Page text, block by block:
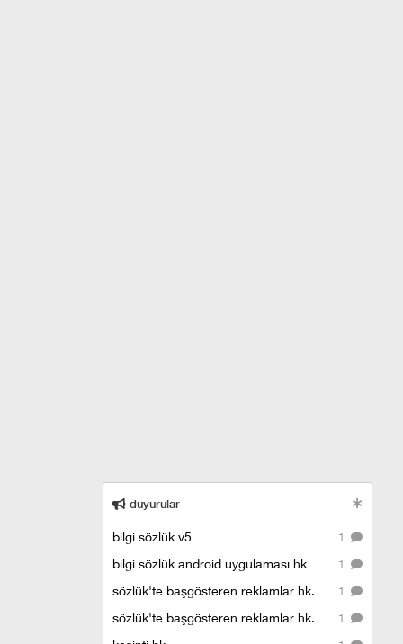
duyurular
1
bilgi sözlük v5
1
bilgi sözlük android uygulaması hk
1
sözlük'te başgösteren reklamlar hk.
1
sözlük'te başgösteren reklamlar hk.